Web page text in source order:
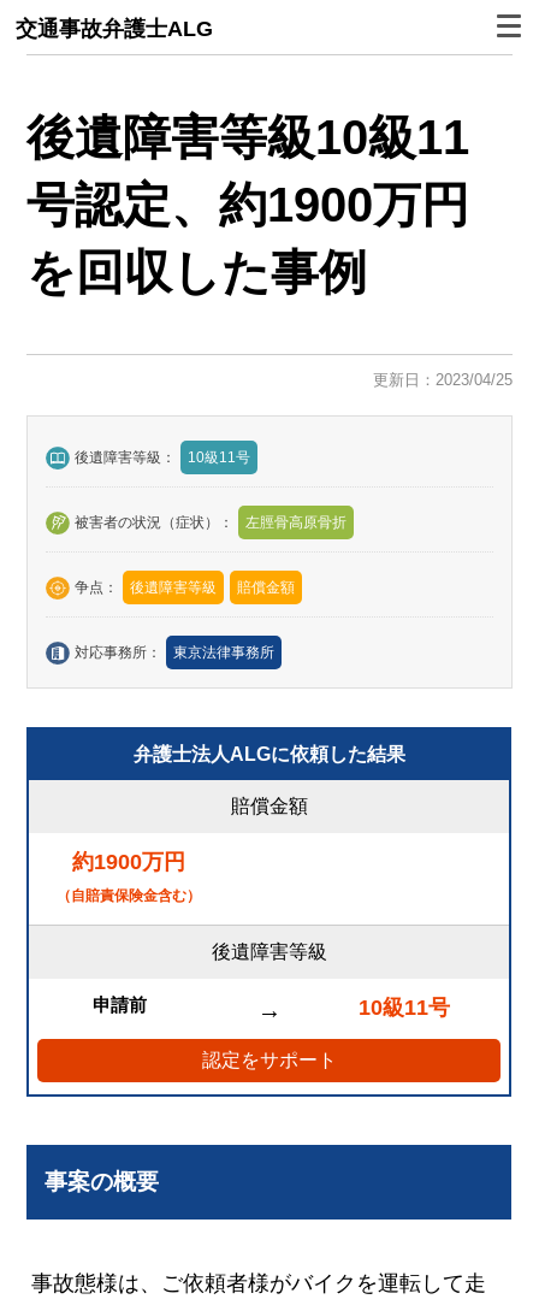
交通事故弁護士ALG
後遺障害等級10級11
号認定、約1900万円
を回収 した事例
更新日：2023/04/25
後遺障害等級： 10級11号
被害者の状況（症状）： 左脛骨高原骨折
争点： 後遺障害等級 賠償金額
対応事務所： 東京法律事務所
弁護士法人ALGに依頼した結果
賠償金額
約1900万円
（自賠責保険金含む）
後遺障害等級
申請前 → 10級11号
認定をサポート
事案の概要
事故態様は、ご依頼者様がバイクを運転して走